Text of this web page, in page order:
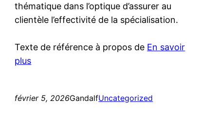
thématique dans l’optique d’assurer au
clientèle l’effectivité de la spécialisation.
Texte de référence à propos de En savoir
plus
février 5, 2026GandalfUncategorized